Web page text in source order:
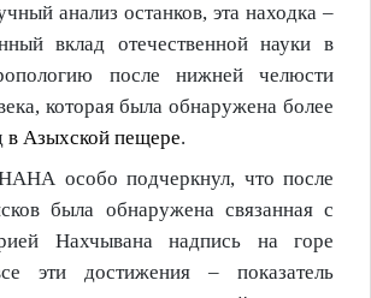
анализ останков, эта находка –
вклад отечественной науки в
после нижней челюсти
которая была обнаружена более
в Азыхской пещере.
особо подчеркнул, что после
была обнаружена связанная с
Нахчывана надпись на горе
эти достижения – показатель